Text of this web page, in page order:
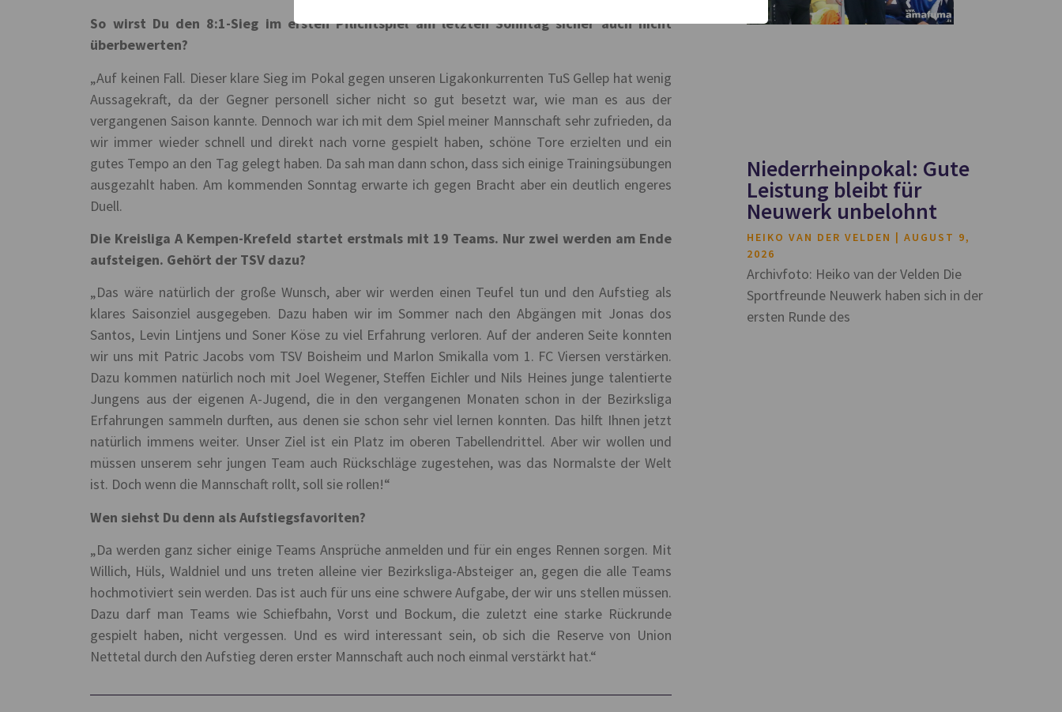
So wirst Du den 8:1-Sieg im ersten Pflichtspiel am letzten Sonntag sicher auch nicht
überbewerten?
„Auf keinen Fall. Dieser klare Sieg im Pokal gegen unseren Ligakonkurrenten TuS Gellep hat wenig
Aussagekraft, da der Gegner personell sicher nicht so gut besetzt war, wie man es aus der
vergangenen Saison kannte. Dennoch war ich mit dem Spiel meiner Mannschaft sehr zufrieden, da
wir immer wieder schnell und direkt nach vorne gespielt haben, schöne Tore erzielten und ein
gutes Tempo an den Tag gelegt haben. Da sah man dann schon, dass sich einige Trainingsübungen
ausgezahlt haben. Am kommenden Sonntag erwarte ich gegen Bracht aber ein deutlich engeres
Duell.
Die Kreisliga A Kempen-Krefeld startet erstmals mit 19 Teams. Nur zwei werden am Ende
aufsteigen. Gehört der TSV dazu?
„Das wäre natürlich der große Wunsch, aber wir werden einen Teufel tun und den Aufstieg als
klares Saisonziel ausgegeben. Dazu haben wir im Sommer nach den Abgängen mit Jonas dos
Santos, Levin Lintjens und Soner Köse zu viel Erfahrung verloren. Auf der anderen Seite konnten
wir uns mit Patric Jacobs vom TSV Boisheim und Marlon Smikalla vom 1. FC Viersen verstärken.
Dazu kommen natürlich noch mit Joel Wegener, Steffen Eichler und Nils Heines junge talentierte
Jungens aus der eigenen A-Jugend, die in den vergangenen Monaten schon in der Bezirksliga
Erfahrungen sammeln durften, aus denen sie schon sehr viel lernen konnten. Das hilft Ihnen jetzt
natürlich immens weiter. Unser Ziel ist ein Platz im oberen Tabellendrittel. Aber wir wollen und
müssen unserem sehr jungen Team auch Rückschläge zugestehen, was das Normalste der Welt
ist. Doch wenn die Mannschaft rollt, soll sie rollen!“
Wen siehst Du denn als Aufstiegsfavoriten?
„Da werden ganz sicher einige Teams Ansprüche anmelden und für ein enges Rennen sorgen. Mit
Willich, Hüls, Waldniel und uns treten alleine vier Bezirksliga-Absteiger an, gegen die alle Teams
hochmotiviert sein werden. Das ist auch für uns eine schwere Aufgabe, der wir uns stellen müssen.
Dazu darf man Teams wie Schiefbahn, Vorst und Bockum, die zuletzt eine starke Rückrunde
gespielt haben, nicht vergessen. Und es wird interessant sein, ob sich die Reserve von Union
Nettetal durch den Aufstieg deren erster Mannschaft auch noch einmal verstärkt hat.“
Niederrheinpokal: Gute
Leistung bleibt für
Neuwerk unbelohnt
HEIKO VAN DER VELDEN
AUGUST 9,
2026
Archivfoto: Heiko van der Velden Die
Sportfreunde Neuwerk haben sich in der
ersten Runde des